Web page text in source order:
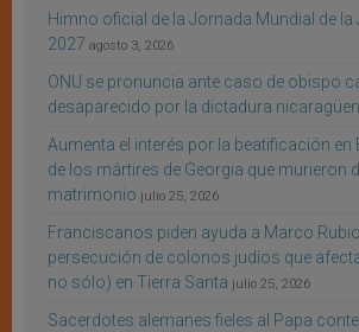
Himno oficial de la Jornada Mundial de la
2027 agosto 3, 2026
ONU se pronuncia ante caso de obispo
desaparecido por la dictadura
Aumenta el interés por la beatificación en
de los mártires de Georgia que murieron
matrimonio julio 25, 2026
Franciscanos piden ayuda a Marco
persecución de colonos judíos que
no sólo) en Tierra Santa julio 25, 2026
Sacerdotes alemanes fieles al Papa